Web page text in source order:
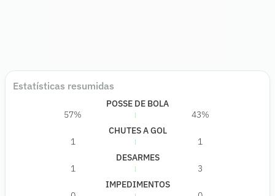
Estatísticas resumidas
POSSE DE BOLA
57%
43%
CHUTES A GOL
1
1
DESARMES
1
3
IMPEDIMENTOS